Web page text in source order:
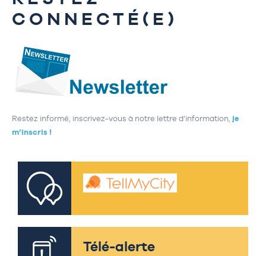
CONNECTÉ(E)
Restez informé, inscrivez-vous à notre lettre d’information, je
m’inscris !
Télé-alerte